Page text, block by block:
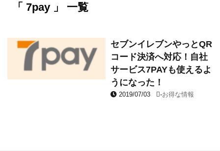
「 7pay 」 一覧
セブンイレブンやっとQR
コード決済へ対応！自社
サービス7PAYも使えるよ
うになった！
2019/07/03 -お得な情報